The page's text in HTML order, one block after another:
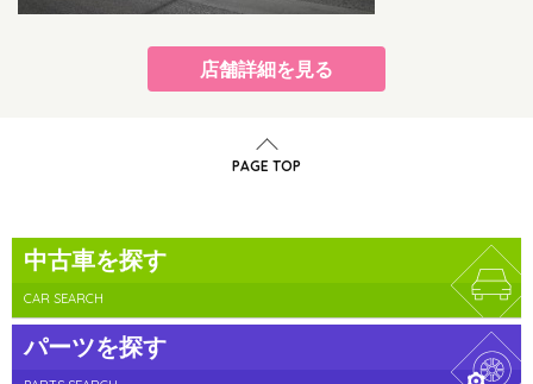
店舗詳細を見る
PAGE TOP
中古車を探す
CAR SEARCH
パーツを探す